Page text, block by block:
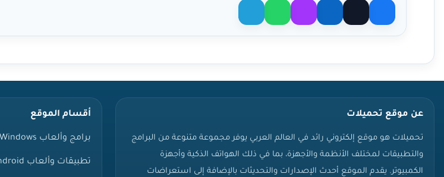
مشاركة على فيسبوك
مشاركة على Xمشاركة على لينكدإن
مشاركة عبر ماسنجر
مشاركة عبر واتساب
مشاركة عبر تيليجرام
عن موقع تحميلات
تحميلات هو موقع إلكتروني رائد في العالم العربي يوفر مجموعة متنوعة من البرامج
والتطبيقات لمختلف الأنظمة والأجهزة، بما في ذلك الهواتف الذكية وأجهزة
الكمبيوتر. يقدم الموقع أحدث الإصدارات والتحديثات بالإضافة إلى استعراضات
أقسام الموقع
برامج وألعاب Windows
تطبيقات وألعاب Android